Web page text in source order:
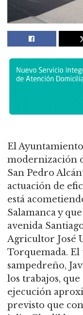
El
modernización
San Pedro
actuación de
está
Salamanca y
avenida
Agricultor José
Torquemada. El
sampedreño,
los trabajos,
ejecución
previsto que